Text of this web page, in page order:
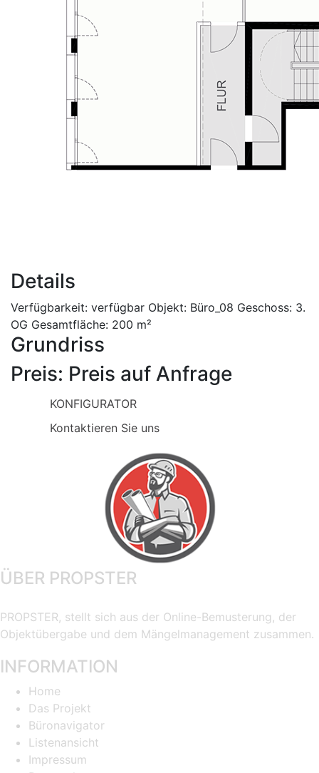
Details
Verfügbarkeit: verfügbar Objekt: Büro_08 Geschoss: 3.
OG Gesamtfläche: 200 m²
Grundriss
Preis: Preis auf Anfrage
KONFIGURATOR
Kontaktieren Sie uns
ÜBER PROPSTER
PROPSTER, stellt sich aus der Online-Bemusterung, der
Objektübergabe und dem Mängelmanagement zusammen.
INFORMATION
Home
Das Projekt
Büronavigator
Listenansicht
Impressum